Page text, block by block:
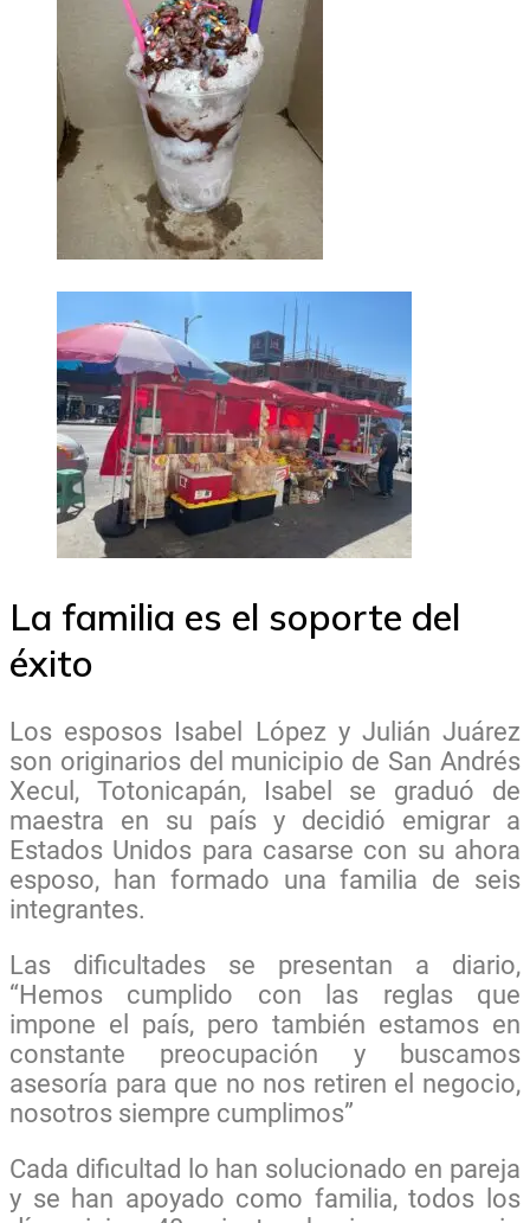
La familia es el soporte del
éxito
Los esposos Isabel López y Julián Juárez
son originarios del municipio de San Andrés
Xecul, Totonicapán, Isabel se graduó de
maestra en su país y decidió emigrar a
Estados Unidos para casarse con su ahora
esposo, han formado una familia de seis
integrantes.
Las dificultades se presentan a diario,
“Hemos cumplido con las reglas que
impone el país, pero también estamos en
constante preocupación y buscamos
asesoría para que no nos retiren el negocio,
nosotros siempre cumplimos”
Cada dificultad lo han solucionado en pareja
y se han apoyado como familia, todos los